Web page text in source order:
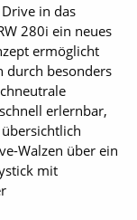
in das
280i ein neues
ermöglicht
durch besonders
erlernbar,
Walzen über ein
mit